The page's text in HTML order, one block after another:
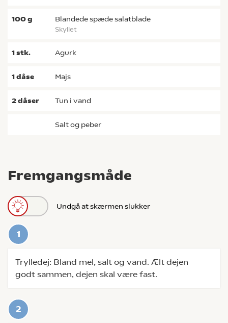
Fremgangsmåde
Undgå at skærmen slukker
Trylledej: Bland mel, salt og vand. Ælt dejen
godt sammen, dejen skal være fast.
100g blandede spæde salatblade
skyllet
1stk. agurk
1dåse majs
2dåser tun i vand
salt og peber